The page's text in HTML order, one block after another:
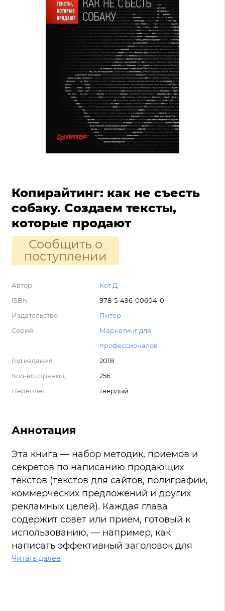
Копирайтинг: как не съесть
собаку. Создаем тексты,
которые продают
Сообщить о
поступлении
Автор
Кот Д.
ISBN
978-5-496-00604-0
Издательство
Питер
Серия
Маркетинг для
профессионалов
Год издания
2018
Кол-во страниц
256
Переплет
твердый
Аннотация
Эта книга — набор методик, приемов и
секретов по написанию продающих
текстов (текстов для сайтов, полиграфии,
коммерческих предложений и других
рекламных целей). Каждая глава
содержит совет или прием, готовый к
использованию, — например, как
написать эффективный заголовок для
текста. Читатель открывает книгу на
Читать далее